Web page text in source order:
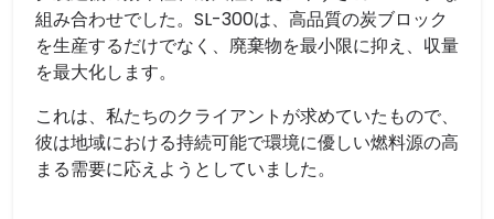
組み合わせでした。SL-300は、高品質の炭ブロック
を生産するだけでなく、廃棄物を最小限に抑え、収量
を最大化します。
これは、私たちのクライアントが求めていたもので、
彼は地域における持続可能で環境に優しい燃料源の高
まる需要に応えようとしていました。